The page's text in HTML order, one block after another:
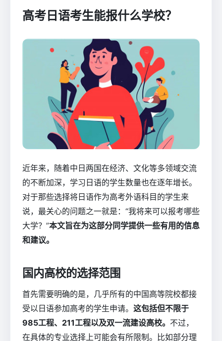
高考日语考生能报什么学校？
近年来，随着中日两国在经济、文化等多领域交流
的不断加深，学习日语的学生数量也在逐年增长。
对于那些选择将日语作为高考外语科目的学生来
说，最关心的问题之一就是：“我将来可以报考哪些
大学？”本文旨在为这部分同学提供一些有用的信息
和建议。
国内高校的选择范围
首先需要明确的是，几乎所有的中国高等院校都接
受以日语参加高考的学生申请。 这包括但不限于
985工程、211工程以及双一流建设高校。 不过，
在具体的专业选择上可能会有所限制。比如部分理